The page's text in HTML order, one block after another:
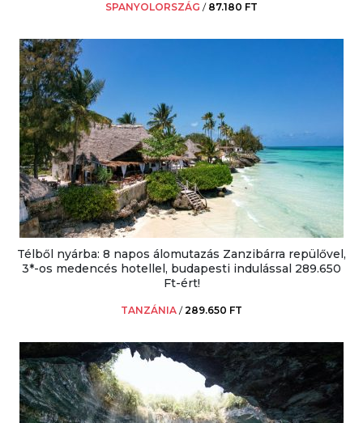
SPANYOLORSZÁG / 87.180 FT
Télből nyárba: 8 napos álomutazás Zanzibárra repülővel,
3*-os medencés hotellel, budapesti indulással 289.650
Ft-ért!
TANZÁNIA /289.650 FT